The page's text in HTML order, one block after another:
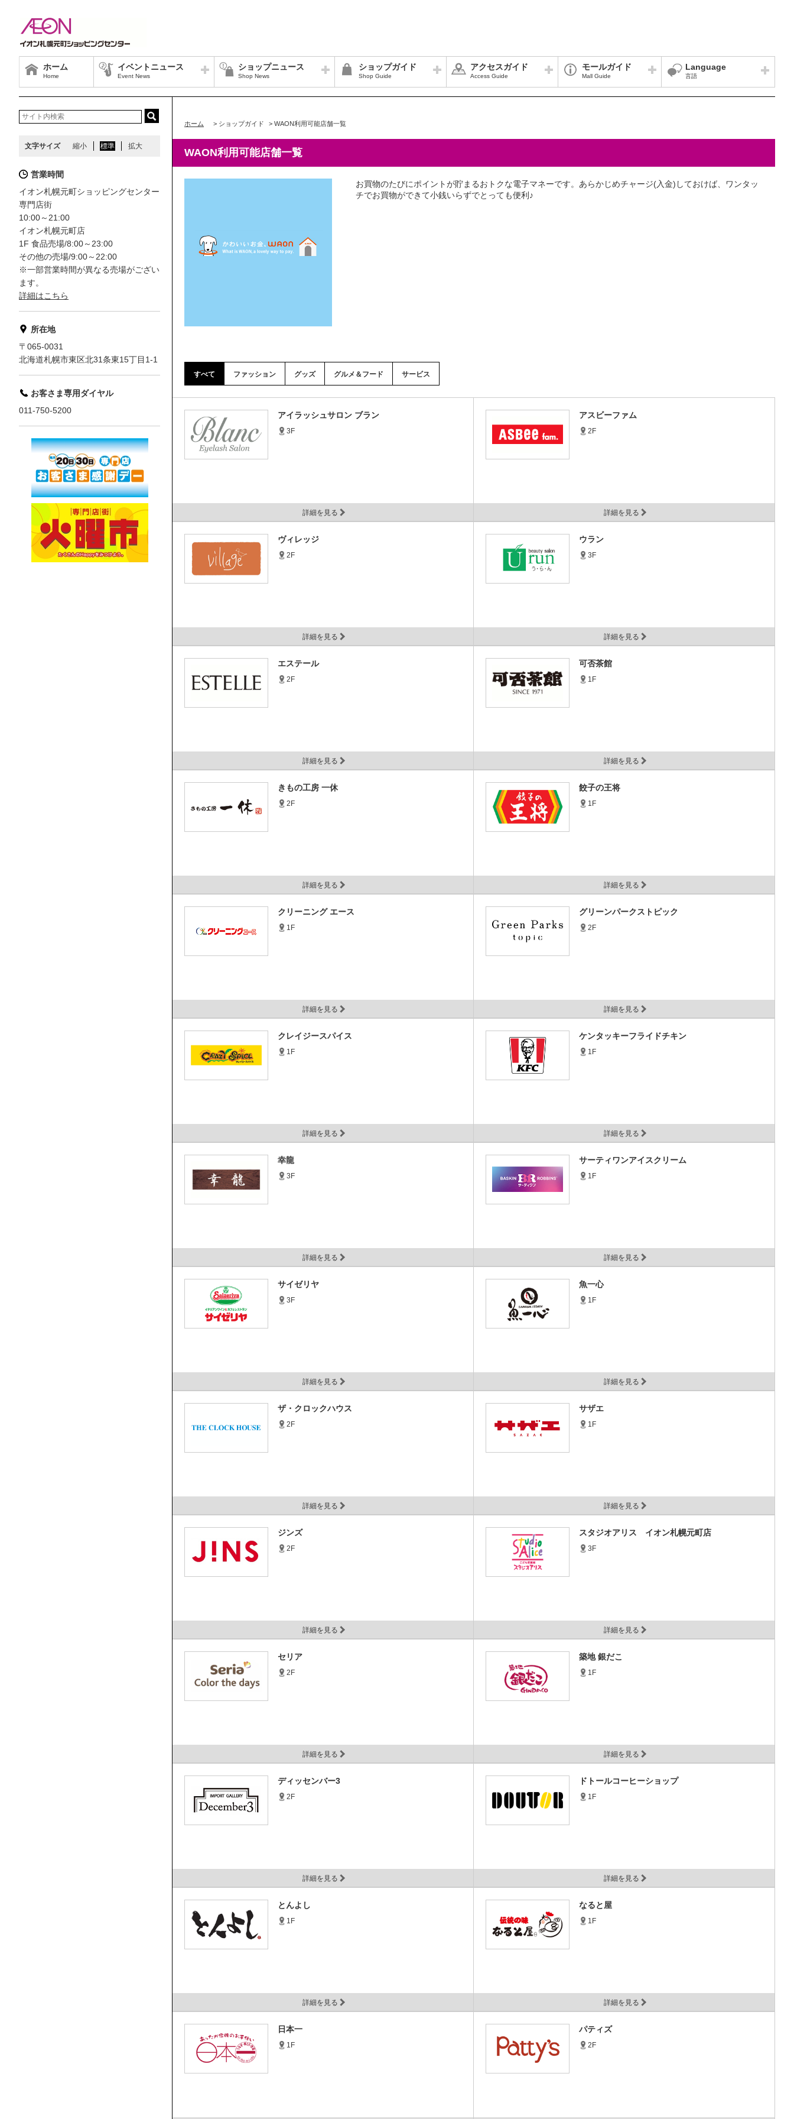
ホーム
Home
イベントニュース
Event News
ショップニュース
Shop News
ショップガイド
Shop Guide
アクセスガイド
Access Guide
モールガイド
Mall Guide
Language
言語
ホーム > ショップガイド > WAON利用可能店舗一覧
WAON利用可能店舗一覧
お買物のたびにポイントが貯まるおトクな電子マネーです。あらかじめチャージ(入金)しておけば、ワンタッ
チでお買物ができて小銭いらずでとっても便利♪
すべて ファッション グッズ グルメ＆フード サービス
アイラッシュサロン ブラン
3F
詳細を見る
アスビーファム
2F
詳細を見る
ヴィレッジ
2F
詳細を見る
ウラン
3F
詳細を見る
エステール
2F
詳細を見る
可否茶館
1F
詳細を見る
きもの工房 一休
2F
詳細を見る
餃子の王将
1F
詳細を見る
クリーニング エース
1F
詳細を見る
グリーンパークストピック
2F
詳細を見る
クレイジースパイス
1F
詳細を見る
ケンタッキーフライドチキン
1F
詳細を見る
幸龍
3F
詳細を見る
サーティワンアイスクリーム
1F
詳細を見る
サイゼリヤ
3F
詳細を見る
魚一心
1F
詳細を見る
ザ・クロックハウス
2F
詳細を見る
サザエ
1F
詳細を見る
ジンズ
2F
詳細を見る
スタジオアリス イオン札幌元町店
3F
詳細を見る
セリア
2F
詳細を見る
築地 銀だこ
1F
詳細を見る
ディッセンバー3
2F
詳細を見る
ドトールコーヒーショップ
1F
詳細を見る
とんよし
1F
詳細を見る
なると屋
1F
詳細を見る
日本一
1F
パティズ
2F
文字サイズ 縮小 標準 拡大
営業時間
イオン札幌元町ショッピングセンター
専門店街
10:00～21:00
イオン札幌元町店
1F 食品売場/8:00～23:00
その他の売場/9:00～22:00
※一部営業時間が異なる売場がござい
ます。
詳細はこちら
所在地
〒065-0031
北海道札幌市東区北31条東15丁目1-1
お客さま専用ダイヤル
011-750-5200